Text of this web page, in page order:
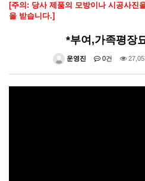
[주의: 당사 제품의 모방이나 시공사진
을 받습니다.]
*부여,가족평장
운영진 0건